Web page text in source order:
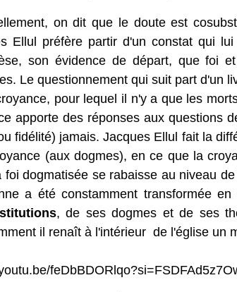
on dit que le doute est
Ellul préfère partir d'un constat qui
son évidence de départ, que foi
Le questionnement qui suit part d'un
pour lequel il n'y a que les
apporte des réponses aux questions
fidélité) jamais. Jacques Ellul fait la
(aux dogmes), en ce que la
foi dogmatisée se rabaisse au niveau
a été constamment transformée
, de ses dogmes et de ses
il renaît à l'intérieur de l'église un